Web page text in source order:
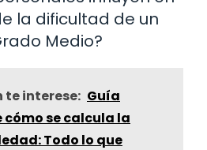
la dificultad de un
Medio?
te interese: Guía
se calcula la
Todo lo que